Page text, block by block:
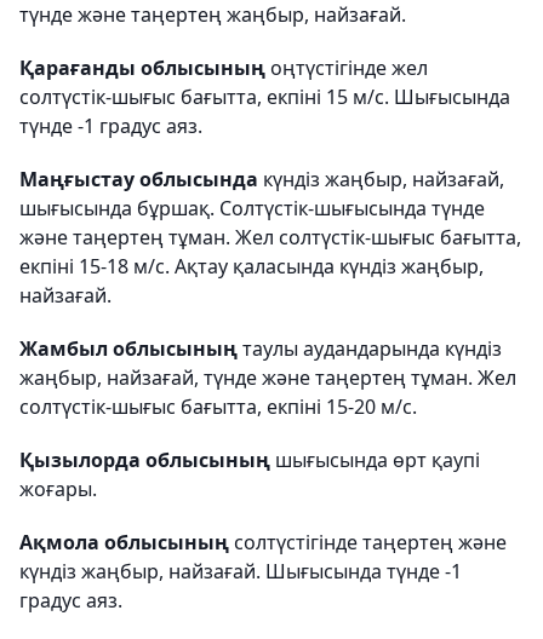
түнде және таңертең жаңбыр, найзағай.
Қарағанды облысыныңоңтүстігінде жел
солтүстік-шығыс бағытта, екпіні 15 м/с. Шығысында
түнде -1 градус аяз.
Маңғыстау облысында күндіз жаңбыр, найзағай,
шығысында бұршақ. Солтүстік-шығысында түнде
және таңертең тұман. Жел солтүстік-шығыс бағытта,
екпіні 15-18 м/с. Ақтау қаласында күндіз жаңбыр,
найзағай.
Жамбыл облысыныңтаулы аудандарында күндіз
жаңбыр, найзағай, түнде және таңертең тұман. Жел
солтүстік-шығыс бағытта, екпіні 15-20 м/с.
Қызылорда облысының шығысында өрт қаупі
жоғары.
Ақмола облысыныңсолтүстігінде таңертең және
күндіз жаңбыр, найзағай. Шығысында түнде -1
градус аяз.